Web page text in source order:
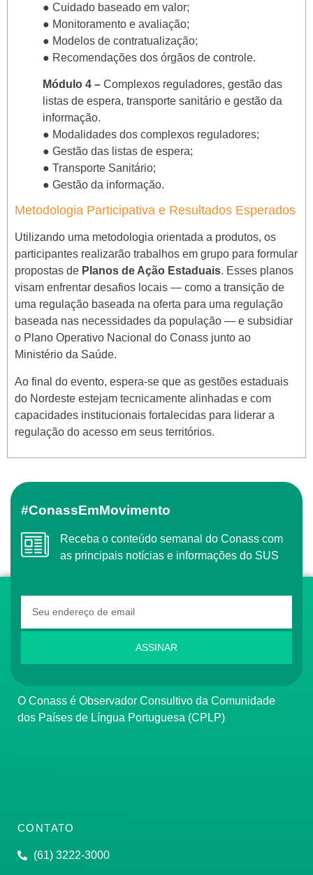
● Cuidado baseado em valor;
● Monitoramento e avaliação;
● Modelos de contratualização;
● Recomendações dos órgãos de controle.
Módulo 4 – Complexos reguladores, gestão das
listas de espera, transporte sanitário e gestão da
informação.
● Modalidades dos complexos reguladores;
● Gestão das listas de espera;
● Transporte Sanitário;
● Gestão da informação.
Metodologia Participativa e Resultados Esperados
Utilizando uma metodologia orientada a produtos, os
participantes realizarão trabalhos em grupo para formular
propostas de Planos de Ação Estaduais. Esses planos
visam enfrentar desafios locais — como a transição de
uma regulação baseada na oferta para uma regulação
baseada nas necessidades da população — e subsidiar
o Plano Operativo Nacional do Conass junto ao
Ministério da Saúde.
Ao final do evento, espera-se que as gestões estaduais
do Nordeste estejam tecnicamente alinhadas e com
capacidades institucionais fortalecidas para liderar a
regulação do acesso em seus territórios.
#ConassEmMovimento
Receba o conteúdo semanal do Conass com
as principais notícias e informações do SUS
ASSINAR
O Conass é Observador Consultivo da Comunidade
dos Países de Língua Portuguesa (CPLP)
CONTATO
(61) 3222-3000